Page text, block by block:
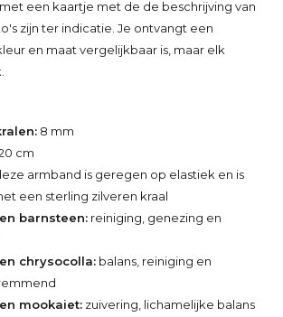
een kaartje met de de beschrijving van
zijn ter indicatie. Je ontvangt een
en maat vergelijkbaar is, maar elk
8 mm
cm
armband is geregen op elastiek en is
een sterling zilveren kraal
barnsteen: reiniging, genezing en
chrysocolla: balans, reiniging en
mookaiet: zuivering, lichamelijke balans